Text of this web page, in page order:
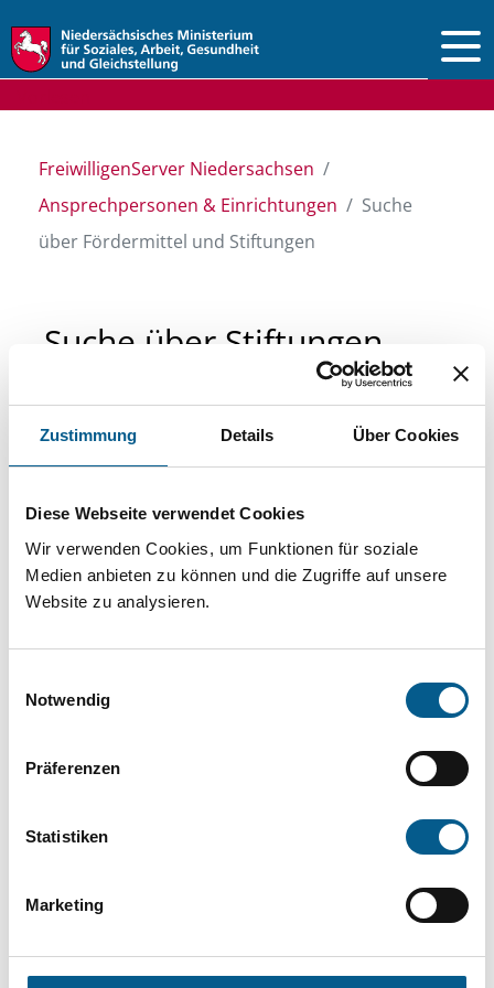
Zustimmung Details Über Cookies
Diese Webseite verwendet Cookies
Wir verwenden Cookies, um Funktionen für soziale
Medien anbieten zu können und die Zugriffe auf unsere
Website zu analysieren.
Notwendig
Präferenzen
Statistiken
Marketing
FreiwilligenServer Niedersachsen
Ansprechpersonen & Einrichtungen
Suche
über Fördermittel und Stiftungen
Suche über Stiftungen
und Fördermittel
Sie suchen finanzielle Unterstützung für ein
Projekt oder ein Vorhaben? Hier können Sie
direkt über unsere Fördermitteldatenbank und
Stiftungsdatenbank recherchieren. Bei der
Suche bitte die Groß- und Kleinschreibung
beachten.
können durch die Wahl von Bereichen oder
Suchen